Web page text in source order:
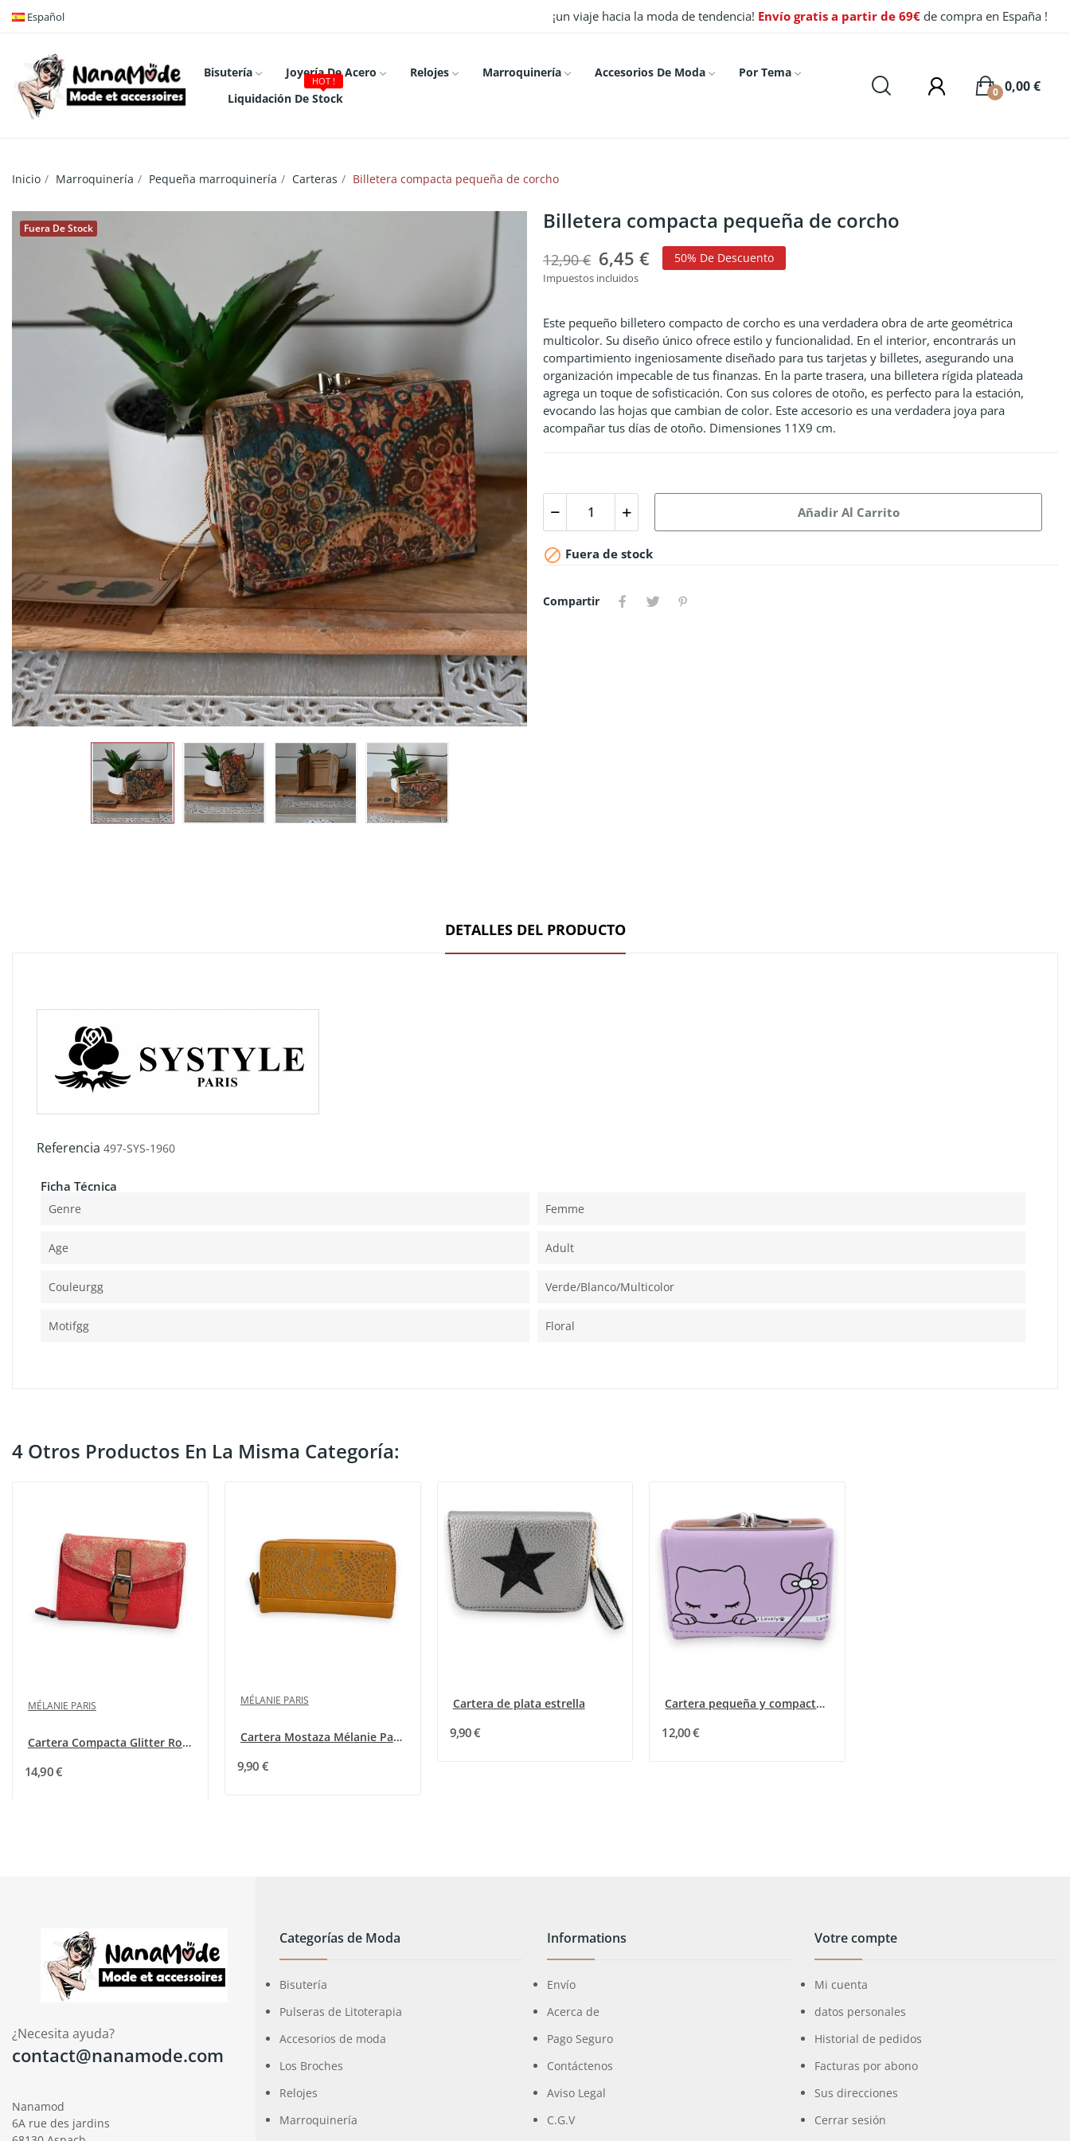
Español ¡un viaje hacia la moda de tendencia! Envío gratis a partir de 69€ de compra en España !
Bisutería Joyería De Acero Relojes Marroquinería Accesorios De Moda
Por Tema
Liquidación De Stock
HOT ! 0,00 €
0
Inicio Marroquinería Pequeña marroquinería Carteras Billetera compacta pequeña de corcho
Fuera De Stock Billetera compacta pequeña de corcho
12,90 € 6,45 € 50% De Descuento
Impuestos incluidos
Este pequeño billetero compacto de corcho es una verdadera obra de arte geométrica
multicolor. Su diseño único ofrece estilo y funcionalidad. En el interior, encontrarás un
compartimiento ingeniosamente diseñado para tus tarjetas y billetes, asegurando una
organización impecable de tus finanzas. En la parte trasera, una billetera rígida plateada
agrega un toque de sofisticación. Con sus colores de otoño, es perfecto para la estación,
evocando las hojas que cambian de color. Este accesorio es una verdadera joya para
acompañar tus días de otoño. Dimensiones 11X9 cm.
Añadir Al Carrito
 Fuera de stock
Compartir
DETALLES DEL PRODUCTO
Referencia 497-SYS-1960
Ficha Técnica
Genre Femme
Age Adult
Couleurgg Verde/blanco/multicolor
Motifgg Floral
4 Otros Productos En La Misma Categoría:
MÉLANIE PARIS
Cartera Compacta Glitter Roja Mélanie Paris
14,90 €
MÉLANIE PARIS
Cartera Mostaza Mélanie Paris Diseño Calado...
9,90 €
Cartera de plata estrella
9,90 €
Cartera pequeña y compacta color malva
12,00 €
¿Necesita ayuda?
contact@nanamode.com
Nanamod
6A rue des jardins
Categorías de Moda
Bisutería
Pulseras de Litoterapia
Accesorios de moda
Los Broches
Relojes
Marroquinería
Informations
Envío
Acerca de
Pago Seguro
Contáctenos
Aviso Legal
C.G.V
Votre compte
Mi cuenta
datos personales
Historial de pedidos
Facturas por abono
Sus direcciones
Cerrar sesión